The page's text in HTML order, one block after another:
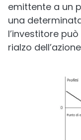
emittente a un
una
l’investitore
rialzo